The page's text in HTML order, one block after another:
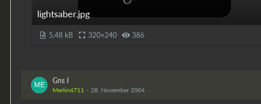
lightsaber.jpg
5,48 kB 320×240 386
Gns I
Merlin4711 28. November 2004